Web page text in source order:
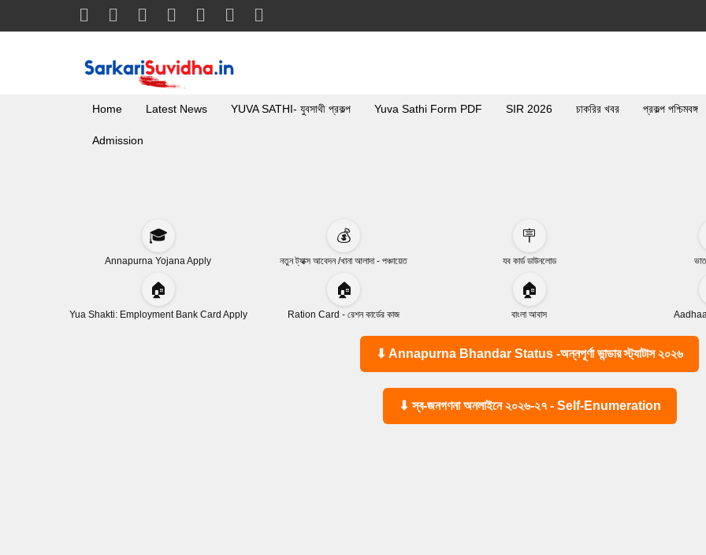
Home Latest News YUVA SATHI- যুবসাথী প্রকল্প Yuva Sathi Form PDF SIR 2026 চাকরির খবর প্রকল্প পশ্চিমবঙ্গ
Admission
🎓
Annapurna Yojana Apply
💰
নতুন ট্যাক্স আবেদন /খানা আলাদা - পঞ্চায়েত
🪧
যব কার্ড ডাউনলোড
🏠
Yua Shakti: Employment Bank Card Apply
🏠
Ration Card - রেশন কার্ডের কাজ
🏠
বাংলা আবাস
⬇ Annapurna Bhandar Status -অন্নপূর্ণা ভান্ডার স্ট্যাটাস ২০২৬
⬇ স্ব-জনগণনা অনলাইনে ২০২৬-২৭ - Self-Enumeration